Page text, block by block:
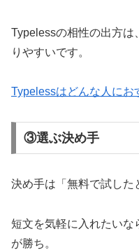
Typelessの相性の出方は
りやすいです。
Typelessはどんな人にお
③選ぶ決め手
決め手は「無料で試した
短文を気軽に入れたいな
が勝ち。